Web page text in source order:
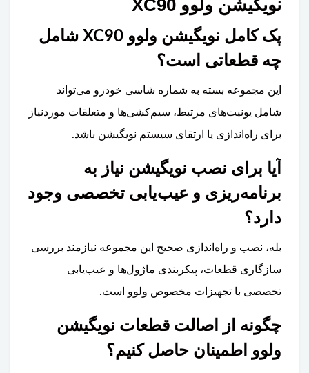
نویگیشن ولوو XC90
پک کامل نویگیشن ولوو XC90 شامل
چه قطعاتی است؟
این مجموعه بسته به شماره شاسی خودرو می‌تواند
شامل یونیت‌های مرتبط، سیم‌کشی‌ها و متعلقات موردنیاز
برای راه‌اندازی یا ارتقای سیستم نویگیشن باشد.
آیا برای نصب نویگیشن نیاز به
برنامه‌ریزی و عیب‌یابی تخصصی وجود
دارد؟
بله، نصب و راه‌اندازی صحیح این مجموعه نیازمند بررسی
سازگاری قطعات، پیکربندی ماژول‌ها و عیب‌یابی
تخصصی با تجهیزات مخصوص ولوو است.
چگونه از اصالت قطعات نویگیشن
ولوو اطمینان حاصل کنیم؟